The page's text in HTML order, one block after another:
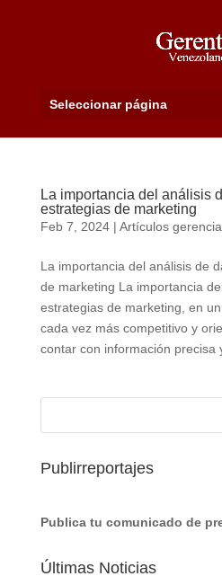
Seleccionar página
La importancia del análisis
estrategias de marketing
Feb 7, 2024| Artículos
La importancia del análisis de
de marketing La importancia
estrategias de marketing, en
cada vez más competitivo y
contar con información precisa
Publirreportajes
Publica tu comunicado de
Últimas Noticias